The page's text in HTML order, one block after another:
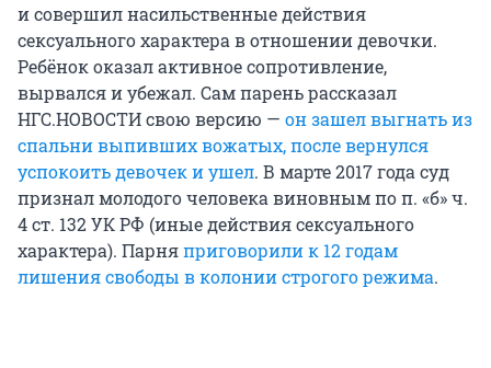
и совершил насильственные действия
сексуального характера в отношении девочки.
Ребёнок оказал активное сопротивление,
вырвался и убежал. Сам парень рассказал
НГС.НОВОСТИ свою версию — он зашел выгнать из
спальни выпивших вожатых, после вернулся
успокоить девочек и ушел. В марте 2017 года суд
признал молодого человека виновным по п. «б» ч.
4 ст. 132 УК РФ (иные действия сексуального
характера). Парняприговорили к 12 годам
лишения свободы в колонии строгого режима.